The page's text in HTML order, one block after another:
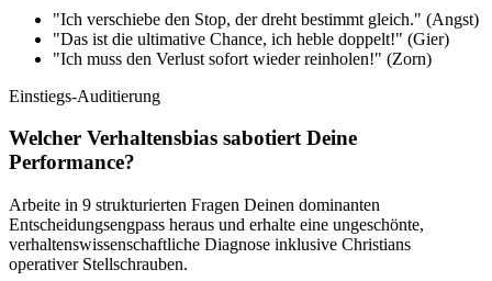
"Ich verschiebe den Stop, der dreht bestimmt gleich." (Angst)
"Das ist die ultimative Chance, ich heble doppelt!" (Gier)
"Ich muss den Verlust sofort wieder reinholen!" (Zorn)
Einstiegs-Auditierung
Welcher Verhaltensbias sabotiert Deine
Performance?
Arbeite in 9 strukturierten Fragen Deinen dominanten
Entscheidungsengpass heraus und erhalte eine ungeschönte,
verhaltenswissenschaftliche Diagnose inklusive Christians
operativer Stellschrauben.